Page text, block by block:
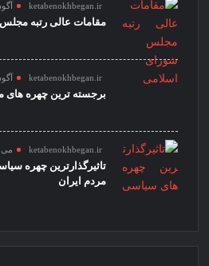
ketabenokhbegan.ir آگوست
مقامات عالی رتبه
ketabenokhbegan.ir آگوست
برجسته ترین چهره
ketabenokhbegan.ir می 15, 2021
تاثیرگذارترین چهره
مردم ایران